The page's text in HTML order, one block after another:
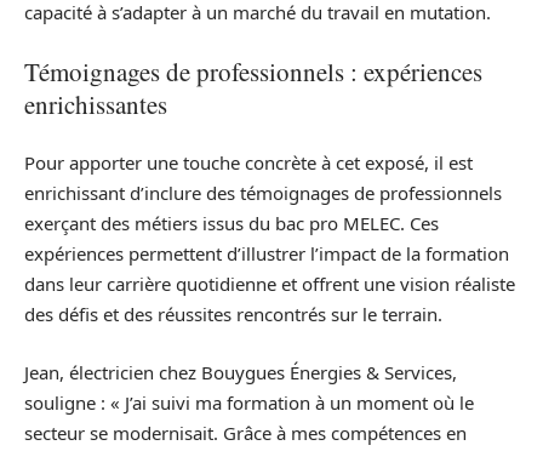
capacité à s’adapter à un marché du travail en mutation.
Témoignages de professionnels : expériences
enrichissantes
Pour apporter une touche concrète à cet exposé, il est
enrichissant d’inclure des témoignages de professionnels
exerçant des métiers issus du bac pro MELEC. Ces
expériences permettent d’illustrer l’impact de la formation
dans leur carrière quotidienne et offrent une vision réaliste
des défis et des réussites rencontrés sur le terrain.
Jean, électricien chez Bouygues Énergies & Services,
souligne : « J’ai suivi ma formation à un moment où le
secteur se modernisait. Grâce à mes compétences en